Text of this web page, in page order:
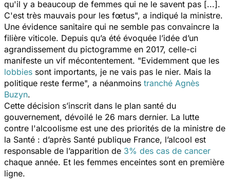
qu'il y a beaucoup de femmes qui ne le savent pas [...].
C'est très mauvais pour les fœtus", a indiqué la ministre.
Une évidence sanitaire qui ne semble pas convaincre la
filière viticole. Depuis qu’a été évoquée l’idée d’un
agrandissement du pictogramme en 2017, celle-ci
manifeste un vif mécontentement. "Evidemment que les
lobbies sont importants, je ne vais pas le nier. Mais la
politique reste ferme", a néanmoins tranché Agnès
Buzyn.
Cette décision s’inscrit dans le plan santé du
gouvernement, dévoilé le 26 mars dernier. La lutte
contre l'alcoolisme est une des priorités de la ministre de
la Santé : d’après Santé publique France, l’alcool est
responsable de l’apparition de 3% des cas de cancer
chaque année. Et les femmes enceintes sont en première
ligne.